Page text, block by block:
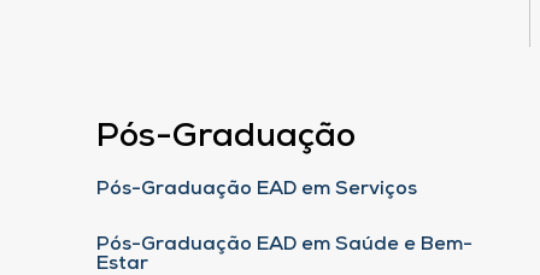
Pós-Graduação
Pós-Graduação EAD em Serviços
Pós-Graduação EAD em Saúde e Bem-
Estar